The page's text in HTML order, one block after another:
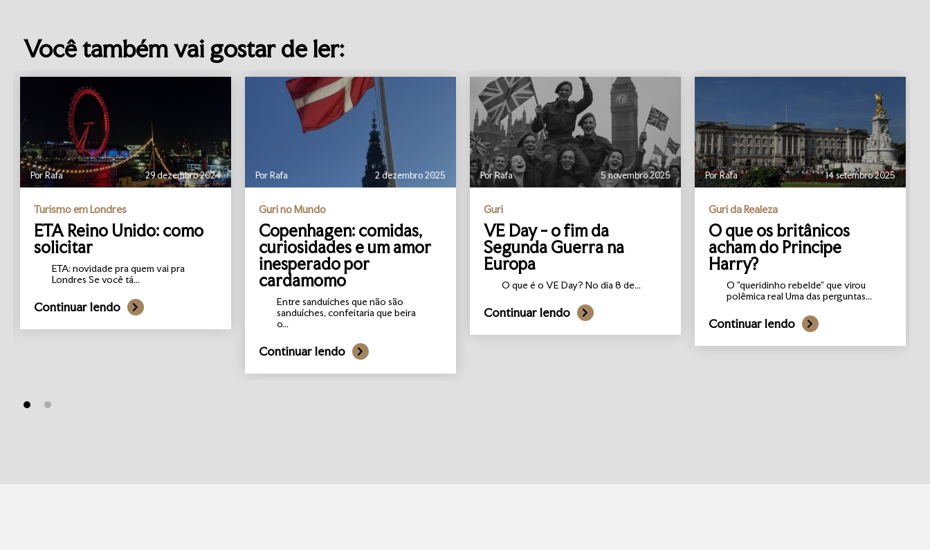
Você também vai gostar de ler:
Por Rafa 29 dezembro 2024
Turismo em Londres
ETA Reino Unido: como
solicitar
ETA: novidade pra quem vai pra
Londres Se você tá...
Continuar lendo
Por Rafa 2 dezembro 2025
Guri no Mundo
Copenhagen: comidas,
curiosidades e um amor
inesperado por
cardamomo
Entre sanduíches que não são
sanduíches, confeitaria que beira
o...
Continuar lendo
Por Rafa 5 novembro 2025
Guri
VE Day - o fim da
Segunda Guerra na
Europa
O que é o VE Day? No dia 8 de...
Continuar lendo
Por Rafa 14 setembro 2025
Guri da Realeza
O que os britânicos
acham do Principe
Harry?
O "queridinho rebelde" que virou
polêmica real Uma das perguntas...
Continuar lendo